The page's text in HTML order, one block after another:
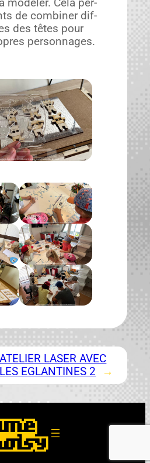
mod­el­er. Cela per­
de com­bin­er dif­
des têtes pour
per­son­nages.
ATELIER LASER AVEC
LES EGLANTINES 2
→